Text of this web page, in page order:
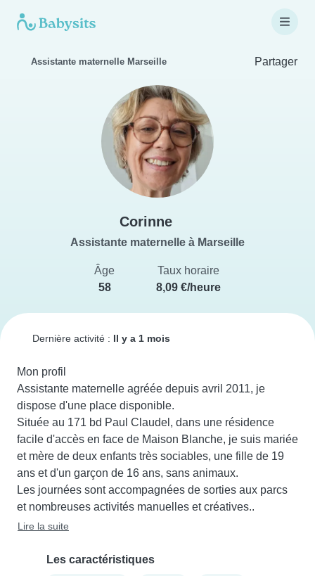
Assistante maternelle Marseille Partager
Corinne
Assistante maternelle à Marseille
Âge
58
Taux horaire
8,09 €/heure
Dernière activité : Il y a 1 mois
Mon profil
Assistante maternelle agréée depuis avril 2011, je
dispose d'une place disponible.
Située au 171 bd Paul Claudel, dans une résidence
facile d'accès en face de Maison Blanche, je suis mariée
et mère de deux enfants très sociables, une fille de 19
ans et d'un garçon de 16 ans, sans animaux.
Les journées sont accompagnées de sorties aux parcs
et nombreuses activités manuelles et créatives..
Lire la suite
Les caractéristiques